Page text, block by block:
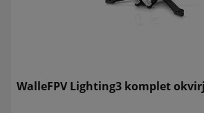
WalleFPV Lighting3 komplet